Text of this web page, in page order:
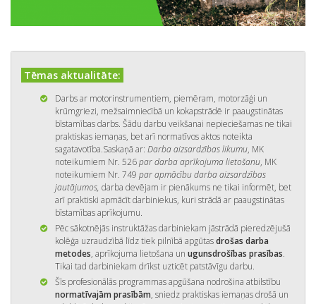
Tēmas aktualitāte:
Darbs ar motorinstrumentiem, piemēram, motorzāģi un
krūmgriezi, mežsaimniecībā un kokapstrādē ir paaugstinātas
bīstamības darbs. Šādu darbu veikšanai nepieciešamas ne tikai
praktiskas iemaņas, bet arī normatīvos aktos noteikta
sagatavotība.Saskaņā ar: Darba aizsardzības likumu, MK
noteikumiem Nr. 526par darba aprīkojuma lietošanu, MK
noteikumiem Nr. 749 par apmācību darba aizsardzības
jautājumos, darba devējam ir pienākums ne tikai informēt, bet
arī praktiski apmācīt darbiniekus, kuri strādā ar paaugstinātas
bīstamības aprīkojumu.
Pēc sākotnējās instruktāžas darbiniekam jāstrādā pieredzējušā
kolēģa uzraudzībā līdz tiek pilnībā apgūtasdrošas darba
metodes, aprīkojuma lietošana un ugunsdrošības prasības.
Tikai tad darbiniekam drīkst uzticēt patstāvīgu darbu.
Šīs profesionālās programmas apgūšana nodrošina atbilstību
normatīvajām prasībām, sniedz praktiskas iemaņas drošā un